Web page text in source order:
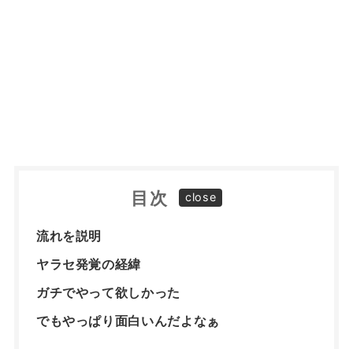
目次
流れを説明
ヤラセ発覚の経緯
ガチでやって欲しかった
でもやっぱり面白いんだよなぁ